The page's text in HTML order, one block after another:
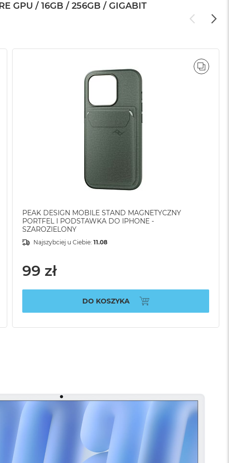
GPU / 16GB / 256GB / GIGABIT
PEAK DESIGN MOBILE STAND MAGNETYCZNY
PORTFEL I PODSTAWKA DO IPHONE -
SZAROZIELONY
Najszybciej u Ciebie: 11.08
99 zł
DO KOSZYKA